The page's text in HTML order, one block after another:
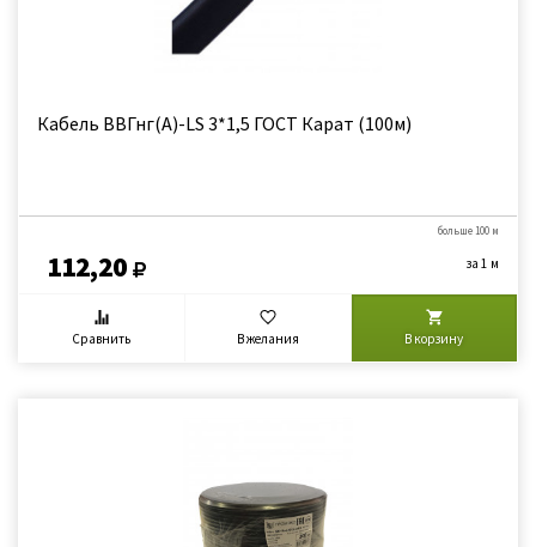
Кабель ВВГнг(А)-LS 3*1,5 ГОСТ Карат (100м)
112,20
больше 100 м
за 1 м
Сравнить В желания В корзину